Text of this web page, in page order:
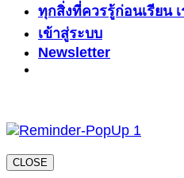
ทุกสิ่งที่ควรรู้ก่อนเรียน เ
เข้าสู่ระบบ
Newsletter
CLOSE